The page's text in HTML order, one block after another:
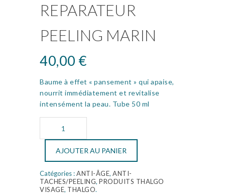
REPARATEUR
PEELING MARIN
40,00 €
Baume à effet « pansement » qui apaise,
nourrit immédiatement et revitalise
intensément la peau. Tube 50 ml
AJOUTER AU PANIER
Catégories :ANTI-ÂGE, ANTI-
TACHES/PEELING, PRODUITS THALGO
VISAGE, THALGO.